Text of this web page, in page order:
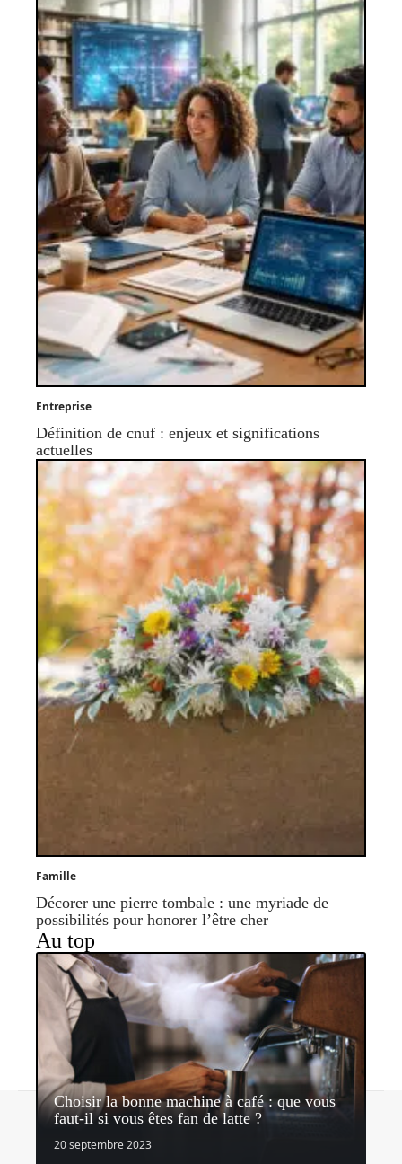
Entreprise
Définition de cnuf : enjeux et significations
actuelles
Famille
Décorer une pierre tombale : une myriade de
possibilités pour honorer l’être cher
Au top
Choisir la bonne machine à café : que vous
faut-il si vous êtes fan de latte ?
20 septembre 2023© 2026 | lemediateaseur.fr
Contact Mentions légales Sitemap